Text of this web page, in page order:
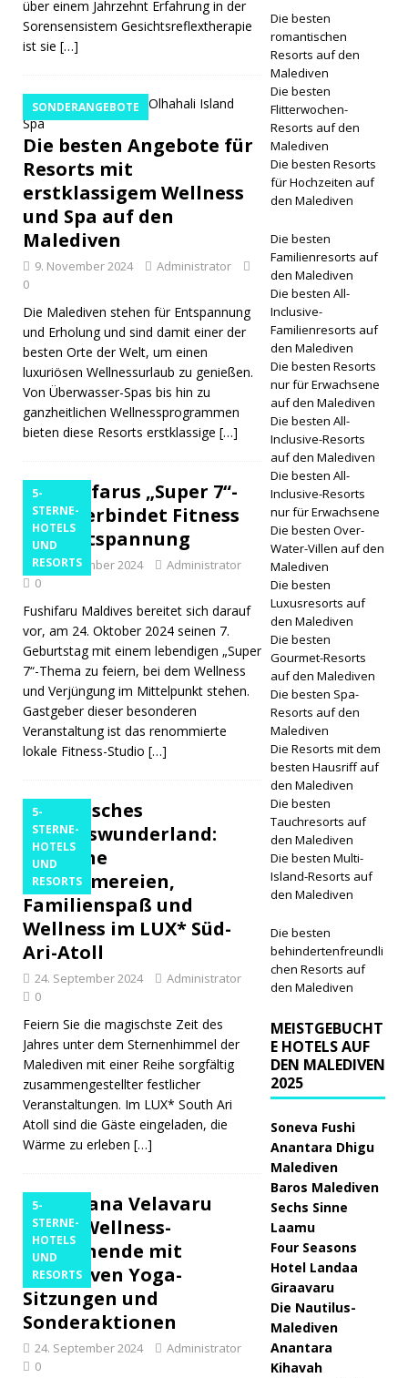
Senses
World’s
Greatest
2026
HOTELS
RESORTS
über einem Jahrzehnt Erfahrung in der
Sorensensistem Gesichtsreflextherapie
ist sie […]
SONDERANGEBOTE
Die besten Angebote für
Resorts mit
erstklassigem Wellness
und Spa auf den
Malediven
9. November 2024
Administrator
0
Die Malediven stehen für Entspannung
und Erholung und sind damit einer der
besten Orte der Welt, um einen
luxuriösen Wellnessurlaub zu genießen.
Von Überwasser-Spas bis hin zu
ganzheitlichen Wellnessprogrammen
bieten diese Resorts erstklassige […]
5-
STERNE-
HOTELS
UND
RESORTS
Fushifarus „Super 7“-
Feier verbindet Fitness
und Entspannung
24. September 2024
Administrator
0
Fushifaru Maldives bereitet sich darauf
vor, am 24. Oktober 2024 seinen 7.
Geburtstag mit einem lebendigen „Super
7“-Thema zu feiern, bei dem Wellness
und Verjüngung im Mittelpunkt stehen.
Gastgeber dieser besonderen
Veranstaltung ist das renommierte
lokale Fitness-Studio […]
5-
STERNE-
HOTELS
UND
RESORTS
Tropisches
Urlaubswunderland:
Festliche
Schlemmereien,
Familienspaß und
Wellness im LUX* Süd-
Ari-Atoll
24. September 2024
Administrator
0
Feiern Sie die magischste Zeit des
Jahres unter dem Sternenhimmel der
Malediven mit einer Reihe sorgfältig
zusammengestellter festlicher
Veranstaltungen. Im LUX* South Ari
Atoll sind die Gäste eingeladen, die
Wärme zu erleben […]
5-
STERNE-
HOTELS
UND
RESORTS
Angsana Velavaru
feiert Wellness-
Wochenende mit
exklusiven Yoga-
Sitzungen und
Sonderaktionen
24. September 2024
Administrator
0
Die besten
romantischen
Resorts auf den
Malediven
Die besten
Flitterwochen-
Resorts auf den
Malediven
Die besten Resorts
für Hochzeiten auf
den Malediven
Die besten
Familienresorts auf
den Malediven
Die besten All-
Inclusive-
Familienresorts auf
den Malediven
Die besten Resorts
nur für Erwachsene
auf den Malediven
Die besten All-
Inclusive-Resorts
auf den Malediven
Die besten All-
Inclusive-Resorts
nur für Erwachsene
Die besten Over-
Water-Villen auf den
Malediven
Die besten
Luxusresorts auf
den Malediven
Die besten
Gourmet-Resorts
auf den Malediven
Die besten Spa-
Resorts auf den
Malediven
Die Resorts mit dem
besten Hausriff auf
den Malediven
Die besten
Tauchresorts auf
den Malediven
Die besten Multi-
Island-Resorts auf
den Malediven
Die besten
behindertenfreundli
chen Resorts auf
den Malediven
MEISTGEBUCHT
E HOTELS AUF
DEN MALEDIVEN
2025
Soneva Fushi
Anantara Dhigu
Malediven
Baros Malediven
Sechs Sinne
Laamu
Four Seasons
Hotel Landaa
Giraavaru
Die Nautilus-
Malediven
Anantara
Kihavah